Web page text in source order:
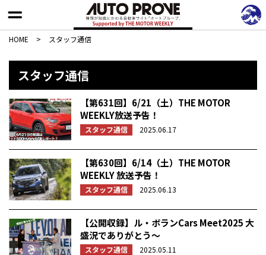
HOME > スタッフ通信
スタッフ通信
【第631回】6/21（土）THE MOTOR
WEEKLY放送予告！
スタッフ通信 2025.06.17
【第630回】6/14（土）THE MOTOR
WEEKLY 放送予告！
スタッフ通信 2025.06.13
【公開収録】ル・ボランCars Meet2025 大
盛況でありがとう〜
スタッフ通信 2025.05.11